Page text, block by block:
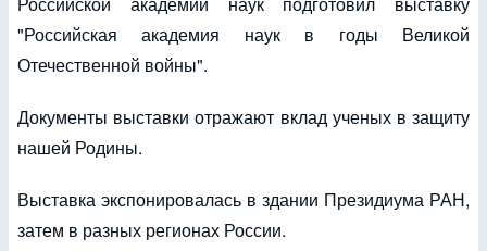
"Российская академия наук в годы Великой
Отечественной войны".
Документы выставки отражают вклад ученых в защиту
нашей Родины.
Выставка экспонировалась в здании Президиума РАН,
затем в разных регионах России.